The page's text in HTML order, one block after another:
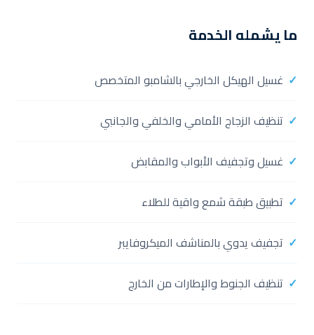
ما يشمله الخدمة
غسيل الهيكل الخارجي بالشامبو المتخصص
تنظيف الزجاج الأمامي والخلفي والجانبي
غسيل وتجفيف الأبواب والمقابض
تطبيق طبقة شمع واقية للطلاء
تجفيف يدوي بالمناشف الميكروفايبر
تنظيف الجنوط والإطارات من الخارج